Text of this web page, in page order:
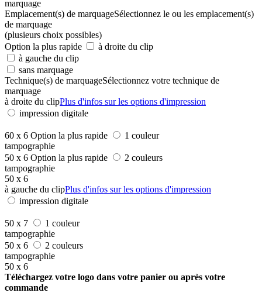
marquage
Emplacement(s) de marquageSélectionnez le ou les emplacement(s)
de marquage
(plusieurs choix possibles)
Option la plus rapide
à droite du clip
à gauche du clip
sans marquage
Technique(s) de marquageSélectionnez votre technique de
marquage
à droite du clipPlus d'infos sur les options d'impression
impression digitale
60 x 6 Option la plus rapide
1 couleur
tampographie
50 x 6 Option la plus rapide
2 couleurs
tampographie
50 x 6
à gauche du clipPlus d'infos sur les options d'impression
impression digitale
50 x 7
1 couleur
tampographie
50 x 6
2 couleurs
tampographie
50 x 6
Téléchargez votre logo dans votre panier ou après votre
commande